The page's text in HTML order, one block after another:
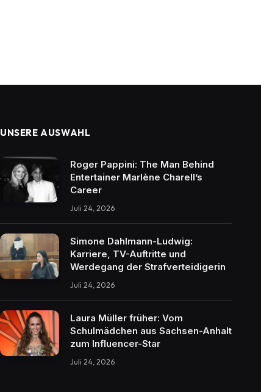
UNSERE AUSWAHL
Roger Pappini: The Man Behind
Entertainer Marlène Charell’s
Career
Juli 24, 2026
Simone Dahlmann-Ludwig:
Karriere, TV-Auftritte und
Werdegang der Strafverteidigerin
Juli 24, 2026
Laura Müller früher: Vom
Schulmädchen aus Sachsen-Anhalt
zum Influencer-Star
Juli 24, 2026